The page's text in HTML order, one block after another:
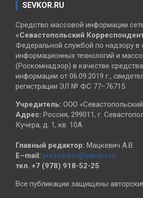
SEVKOR.RU
Средство массовой информации
«Севастопольский
Федеральной службой по надзору в
информационных технологий и
(Роскомнадзор) в качестве
информации от 06.09.2019 г.,
регистрации ЭЛ № ФС 77–76715
Учредитель: ООО
Адрес: Россия, 299011, г.
Кучера, д. 1, кв. 10А
Главный редактор: Мацкевич А.В.
E–mail: pressevkor@yandex.ru
тел. +7 (978) 918-52-25
Все публикации защищены